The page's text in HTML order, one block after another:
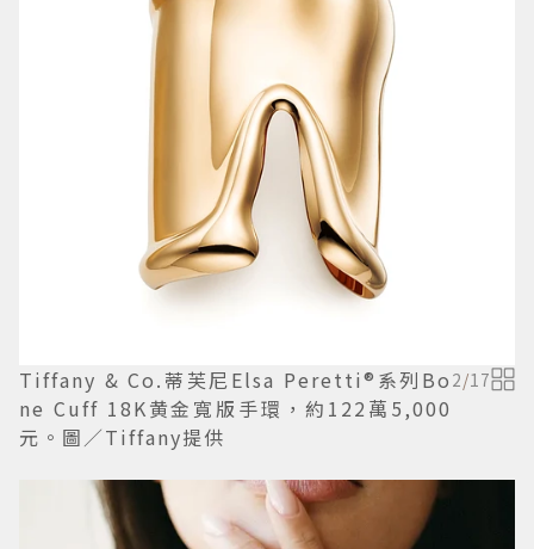
Tiffany & Co.蒂芙尼Elsa Peretti®系列Bo
ne Cuff 18K黄金寬版手環，約122萬5,000
元。圖／Tiffany提供
2/17